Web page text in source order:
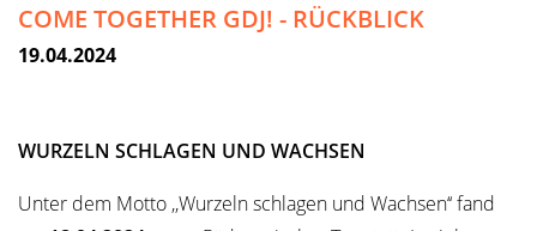
COME TOGETHER GDJ! - RÜCKBLICK
19.04.2024
WURZELN SCHLAGEN UND WACHSEN
Unter dem Motto ,,Wurzeln schlagen und Wachsen‘‘ fand